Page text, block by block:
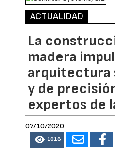
ACTUALIDAD
La
madera
arquitectura
y de
expertos de
07/10/2020
1018